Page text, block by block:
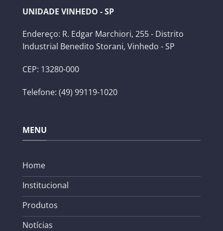
UNIDADE VINHEDO - SP
Endereço: R. Edgar Marchiori, 255 - Distrito
Industrial Benedito Storani, Vinhedo - SP
CEP: 13280-000
Telefone: (49) 99119-1020
MENU
Home
Institucional
Produtos
Notícias